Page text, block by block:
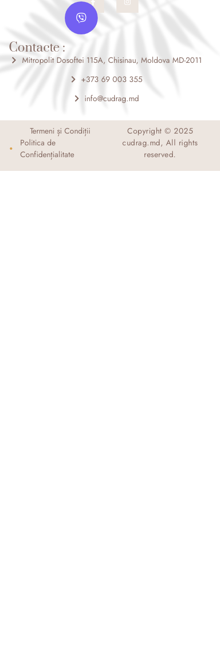
c
b
o
f
s
t
V
i
b
e
Contacte :
Mitropolit Dosoftei 115A, Chisinau, Moldova MD-2011
+373 69 003 355
info@cudrag.md
Termeni și Condiții
Politica de
Confidențialitate
Copyright © 2025
cudrag.md, All rights
reserved.